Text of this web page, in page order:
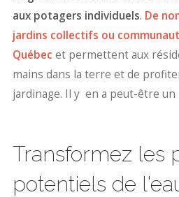
aux potagers individuels. De
jardins collectifs ou
Québec et permettent aux
mains dans la terre et de
jardinage. Il y en a peut-être un
Transformez les
potentiels de